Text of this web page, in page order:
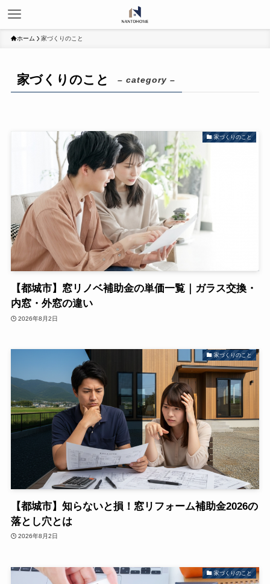
ホーム 家づくりのこと
家づくりのこと – category –
家づくりのこと
【都城市】窓リノベ補助金の単価一覧｜ガラス交換・
内窓・外窓の違い
2026年8月2日
家づくりのこと
【都城市】知らないと損！窓リフォーム補助金2026の
落とし穴とは
2026年8月2日
家づくりのこと